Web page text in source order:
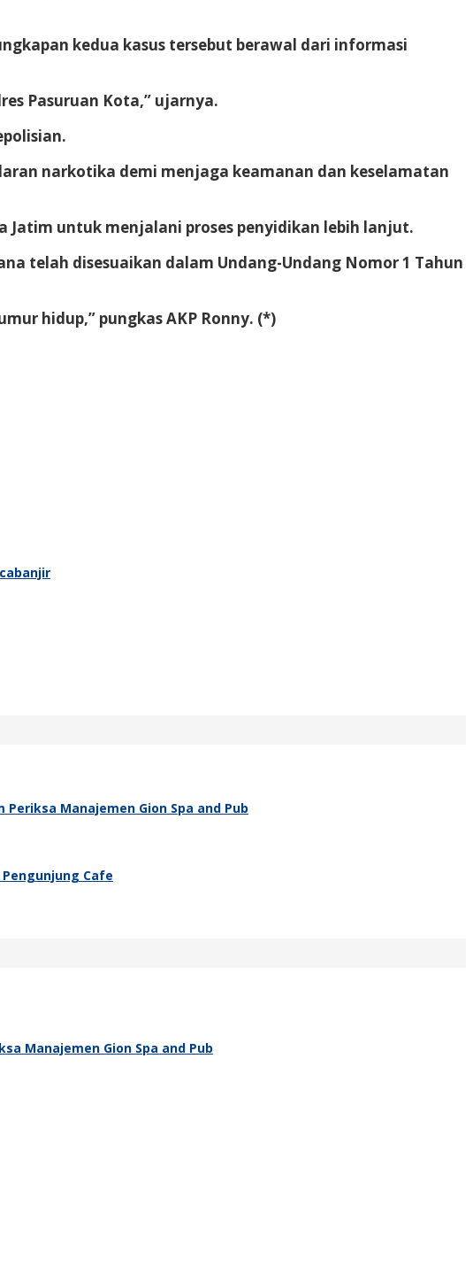
kedua kasus tersebut berawal dari informasi
Pasuruan Kota,” ujarnya.
narkotika demi menjaga keamanan dan keselamatan
Jatim untuk menjalani proses penyidikan lebih lanjut.
telah disesuaikan dalam Undang-Undang Nomor 1 Tahun
hidup,” pungkas AKP Ronny. (*)
Manajemen Gion Spa and Pub
Cafe
Manajemen Gion Spa and Pub